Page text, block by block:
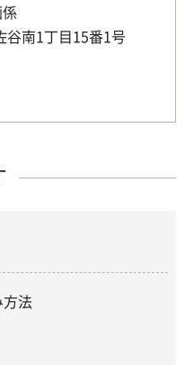
南1丁目15番1号
法